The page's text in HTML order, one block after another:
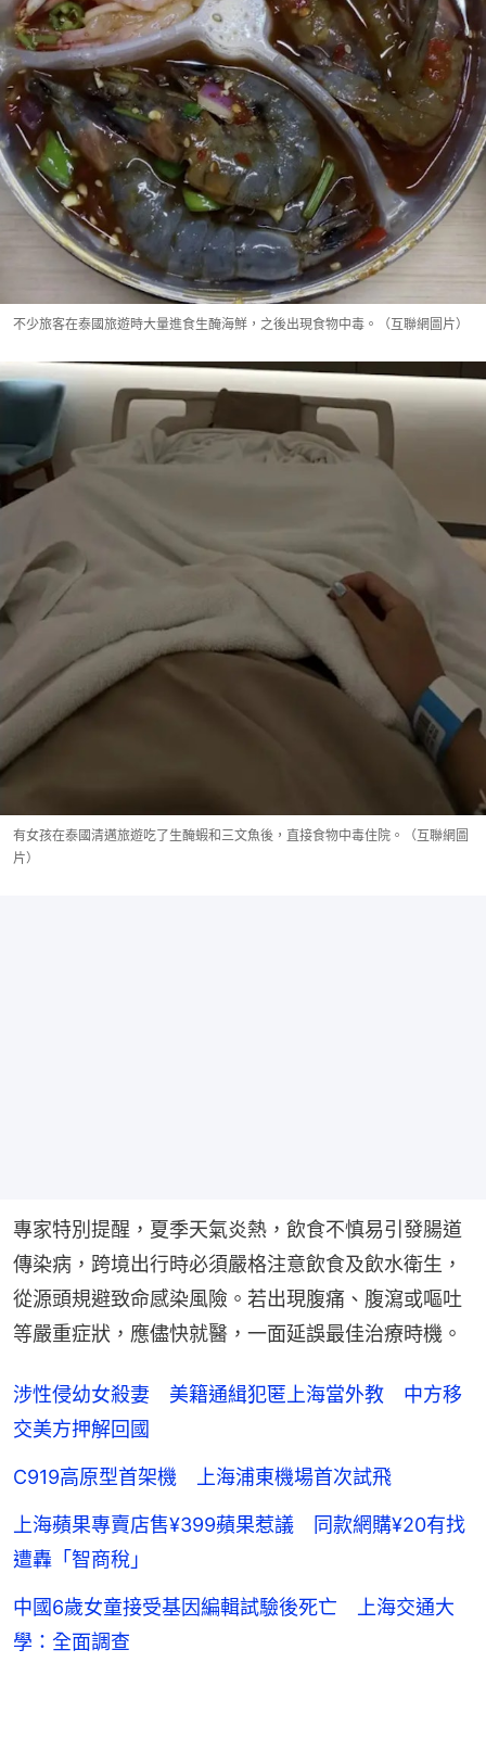
不少旅客在泰國旅遊時大量進食生醃海鮮，之後出現食物中毒。（互聯網圖片）
有女孩在泰國清邁旅遊吃了生醃蝦和三文魚後，直接食物中毒住院。（互聯網圖
片）
專家特別提醒，夏季天氣炎熱，飲食不慎易引發腸道
傳染病，跨境出行時必須嚴格注意飲食及飲水衛生，
從源頭規避致命感染風險。若出現腹痛、腹瀉或嘔吐
等嚴重症狀，應儘快就醫，一面延誤最佳治療時機。
涉性侵幼女殺妻 美籍通緝犯匿上海當外教 中方移
交美方押解回國
C919高原型首架機 上海浦東機場首次試飛
上海蘋果專賣店售¥399蘋果惹議 同款網購¥20有找
遭轟「智商稅」
中國6歲女童接受基因編輯試驗後死亡 上海交通大
學：全面調查